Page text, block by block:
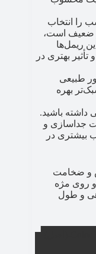
را انتخاب
و ضعیف است،
ریمل‌ها
بهتری در
طبیعی
بهره
داشته باشید.
جداسازی و
بیشتری در
و ضخامت
روی مژه
و طول